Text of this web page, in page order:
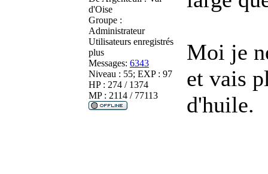
d'Oise
Groupe :
Administrateur
Utilisateurs enregistrés
plus
Messages: 6343
Niveau : 55; EXP : 97
HP : 274 / 1374
MP : 2114 / 77113
Moi je
et vais
d'huile.